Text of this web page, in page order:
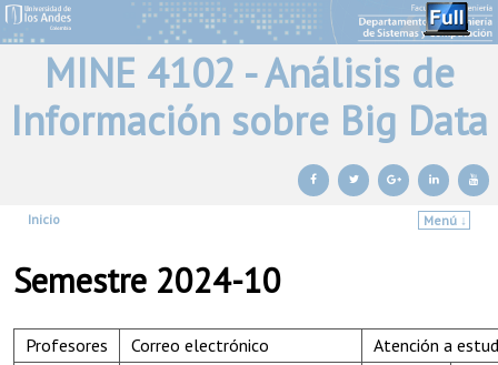
MINE 4102 - Análisis de
Información sobre Big Data
Inicio
Menú ↓
Semestre 2024-10
Profesores Correo electrónico
Atención a